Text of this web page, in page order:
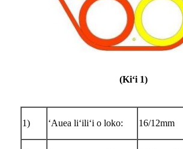
(Kiʻi 1)
1) ʻAuea liʻiliʻi o loko: 16/12mm